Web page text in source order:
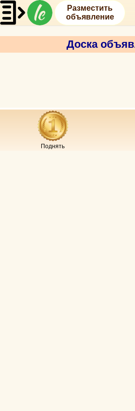
Разместить
объявление
Доска
Поднять